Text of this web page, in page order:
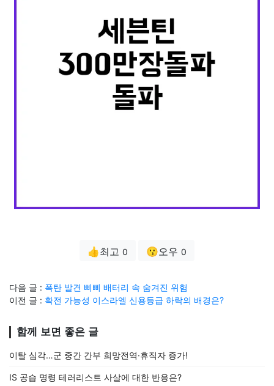
👍최고 0 😗오우 0
다음 글 : 폭탄 발견 삐삐 배터리 속 숨겨진 위험
이전 글 : 확전 가능성 이스라엘 신용등급 하락의 배경은?
함께 보면 좋은 글
이탈 심각…군 중간 간부 희망전역·휴직자 증가!
IS 공습 명령 테러리스트 사살에 대한 반응은?